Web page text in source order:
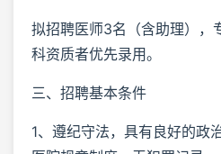
拟招聘医师3名（含助理），
科资质者优先录用。
三、招聘基本条件
1、遵纪守法，具有良好的政